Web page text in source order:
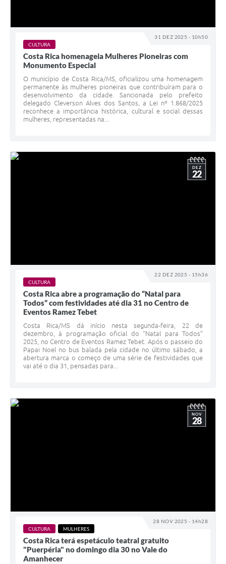
31 DEZ 2025 - 10h50
CULTURA
Costa Rica homenageia Mulheres Pioneiras com
Monumento Especial
O município de Costa Rica/MS, oficializou uma homenagem
permanente às mulheres pioneiras que contribuíram para o
desenvolvimento da cidade. Sancionada pelo prefeito
delegado Cleverson Alves dos Santos, a Lei nº 1.868/2025
reconhece a importância histórica, cultural e social dessas
mulheres, representadas na...
22 DEZ 2025 - 15h36
DEZ
22
CULTURA
Costa Rica abre a programação do “Natal para
Todos” com festividades até dia 31 no Centro de
Eventos Ramez Tebet
Costa Rica/MS dá início nesta segunda-feira, 22 de
dezembro, à programação oficial do “Natal para Todos”
2025, no Centro de Eventos Ramez Tebet. Após o passeio do
Papai Noel no bus balada pela cidade no último sábado, a
abertura marca o começo de uma série de festividades que
vai até o dia 31, pensadas para...
28 NOV 2025 - 14h28
NOV
28
CULTURA MULHERES
Costa Rica terá espetáculo teatral gratuito
"Puerpéria" no domingo dia 30 no Vale do
Amanhecer